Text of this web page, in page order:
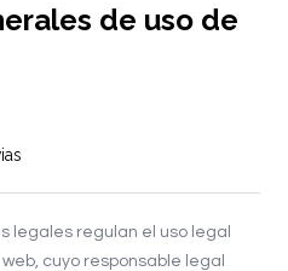
de uso de
legales regulan el uso legal
cuyo responsable legal